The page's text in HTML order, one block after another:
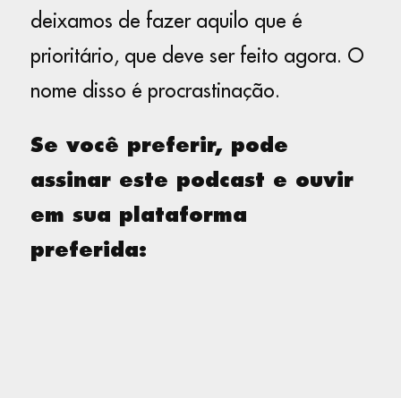
deixamos de fazer aquilo que é
prioritário, que deve ser feito agora. O
nome disso é procrastinação.
Se você preferir, pode
assinar este podcast e ouvir
em sua plataforma
preferida: